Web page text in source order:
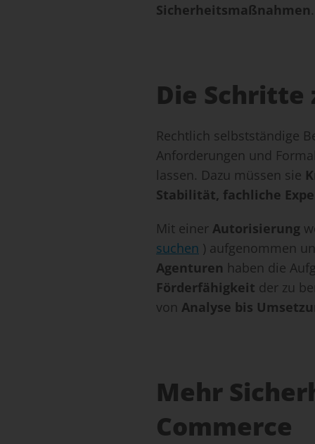
Sicherheitsmaßnahmen.
Die
Rechtlich selbstständige
Anforderungen und
lassen. Dazu müssen sie
Stabilität, fachliche
Mit einer Autorisierung
suchen ) aufgenommen
Agenturen haben die
Förderfähigkeit der zu
von Analyse bis
Mehr
Commerce